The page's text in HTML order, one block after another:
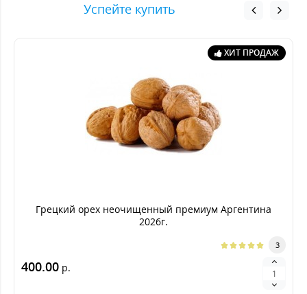
Успейте купить
ХИТ ПРОДАЖ
Грецкий орех неочищенный премиум Аргентина
2026г.
3
400.00 р.